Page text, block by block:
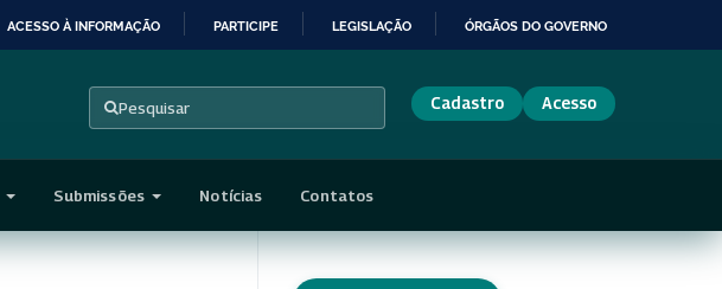
ACESSO À INFORMAÇÃO PARTICIPE LEGISLAÇÃO ÓRGÃOS DO GOVERNO
Pesquisar Cadastro Acesso
Submissões Notícias Contatos